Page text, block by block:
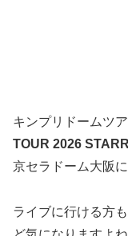
キンプリドームツ
TOUR 2026
京セラドーム大阪
ライブに行ける方